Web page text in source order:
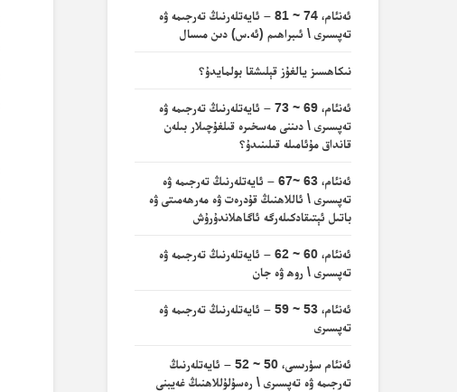
ئەنئام، 74 ~ 81 – ئايەتلەرنىڭ تەرجىمە ۋە
تەپسىرى \ ئىبراھىم (ئە.س) دىن مىسال
نىكاھسىز يالغۇز قېلىشقا بولمايدۇ؟
ئەنئام، 69 ~ 73 – ئايەتلەرنىڭ تەرجىمە ۋە
تەپسىرى \ دىننى مەسخىرە قىلغۇچىلار بىلەن
قانداق مۇئامىلە قىلىنىدۇ؟
ئەنئام، 63 ~67 – ئايەتلەرنىڭ تەرجىمە ۋە
تەپسىرى \ ئاللاھنىڭ قۇدرەت ۋە مەرھەمىتى ۋە
باتىل ئېتىقادكىلەرگە ئاگاھلاندۇرۇش
ئەنئام، 60 ~ 62 – ئايەتلەرنىڭ تەرجىمە ۋە
تەپسىرى \ روھ ۋە جان
ئەنئام، 53 ~ 59 – ئايەتلەرنىڭ تەرجىمە ۋە
تەپسىرى
ئەنئام سۈرىسى، 50 ~ 52 – ئايەتلەرنىڭ
تەرجىمە ۋە تەپسىرى \ رەسۇلۇللاھنىڭ غەيبنى